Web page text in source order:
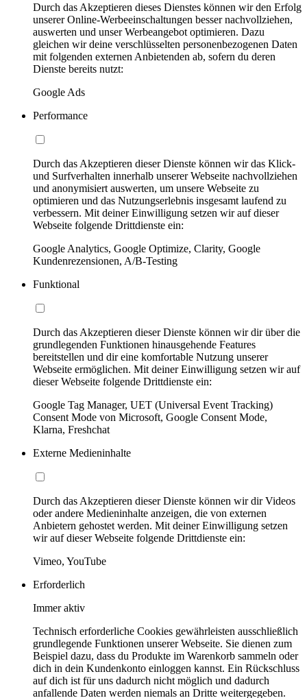
Durch das Akzeptieren dieses Dienstes können wir den Erfolg
unserer Online-Werbeeinschaltungen besser nachvollziehen,
auswerten und unser Werbeangebot optimieren. Dazu
gleichen wir deine verschlüsselten personenbezogenen Daten
mit folgenden externen Anbietenden ab, sofern du deren
Dienste bereits nutzt:
Google Ads
Performance
Durch das Akzeptieren dieser Dienste können wir das Klick-
und Surfverhalten innerhalb unserer Webseite nachvollziehen
und anonymisiert auswerten, um unsere Webseite zu
optimieren und das Nutzungserlebnis insgesamt laufend zu
verbessern. Mit deiner Einwilligung setzen wir auf dieser
Webseite folgende Drittdienste ein:
Google Analytics, Google Optimize, Clarity, Google
Kundenrezensionen, A/B-Testing
Funktional
Durch das Akzeptieren dieser Dienste können wir dir über die
grundlegenden Funktionen hinausgehende Features
bereitstellen und dir eine komfortable Nutzung unserer
Webseite ermöglichen. Mit deiner Einwilligung setzen wir auf
dieser Webseite folgende Drittdienste ein:
Google Tag Manager, UET (Universal Event Tracking)
Consent Mode von Microsoft, Google Consent Mode,
Klarna, Freshchat
Externe Medieninhalte
Durch das Akzeptieren dieser Dienste können wir dir Videos
oder andere Medieninhalte anzeigen, die von externen
Anbietern gehostet werden. Mit deiner Einwilligung setzen
wir auf dieser Webseite folgende Drittdienste ein:
Vimeo, YouTube
Erforderlich
Immer aktiv
Technisch erforderliche Cookies gewährleisten ausschließlich
grundlegende Funktionen unserer Webseite. Sie dienen zum
Beispiel dazu, dass du Produkte im Warenkorb sammeln oder
dich in dein Kundenkonto einloggen kannst. Ein Rückschluss
auf dich ist für uns dadurch nicht möglich und dadurch
anfallende Daten werden niemals an Dritte weitergegeben.